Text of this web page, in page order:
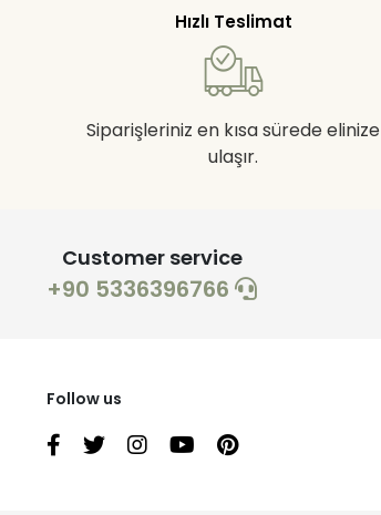
Hızlı Teslimat
Siparişleriniz en kısa sürede elinize
ulaşır.
Customer service
+90 5336396766
Follow us